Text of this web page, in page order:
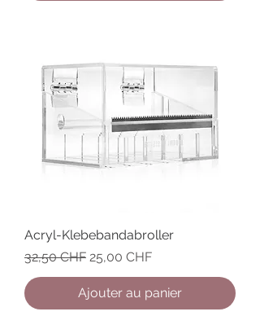
Acryl-Klebebandabroller
Prix original
32,50 CHF Prix promotionnel
25,00 CHF
Ajouter au panier